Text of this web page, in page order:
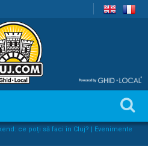
ce poți să faci în Cluj? | Evenimente